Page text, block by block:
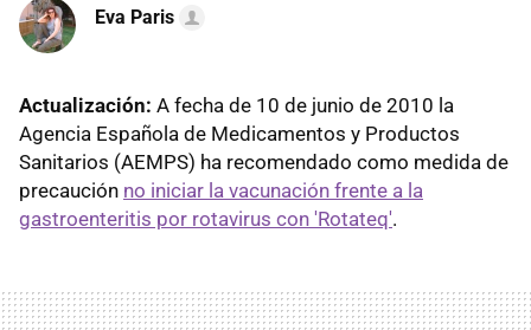
Eva Paris
Actualización: A fecha de 10 de junio de 2010 la
Agencia Española de Medicamentos y Productos
Sanitarios (AEMPS) ha recomendado como medida de
precaución no iniciar la vacunación frente a la
gastroenteritis por rotavirus con 'Rotateq'.